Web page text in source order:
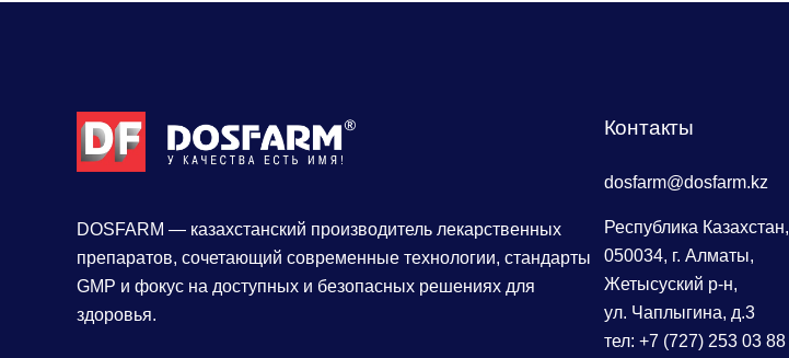
DOSFARM — казахстанский производитель лекарственных
препаратов, сочетающий современные технологии, стандарты
GMP и фокус на доступных и безопасных решениях для
здоровья.
Контакты
dosfarm@dosfarm.kz
Республика Казахстан,
050034, г. Алматы,
Жетысуский р-н,
ул. Чаплыгина, д.3
тел: +7 (727) 253 03 88